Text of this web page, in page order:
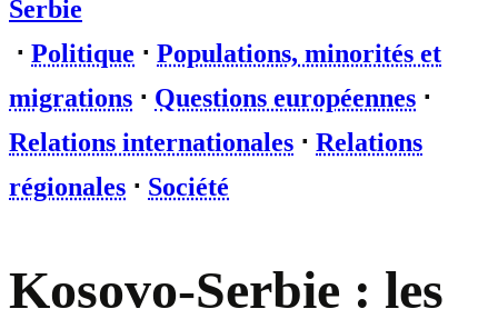
Serbie
⋅ Politique ⋅ Populations, minorités et
migrations ⋅ Questions européennes ⋅
Relations internationales ⋅ Relations
régionales ⋅ Société
Kosovo-Serbie : les